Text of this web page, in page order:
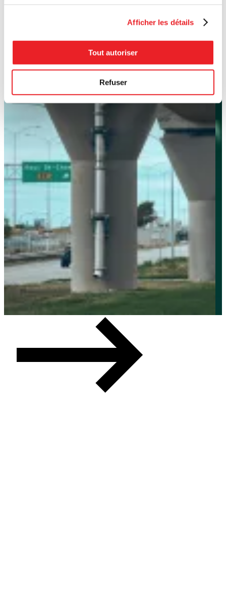
Afficher les détails
Tout autoriser
Refuser